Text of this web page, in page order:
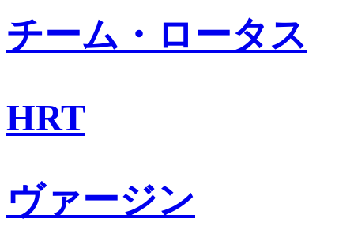
チーム・ロータス
HRT
ヴァージン